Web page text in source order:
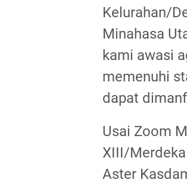
Kelurahan/
Minahasa
kami awasi
memenuhi
dapat
Usai Zoom
XIII/Merdeka
Aster